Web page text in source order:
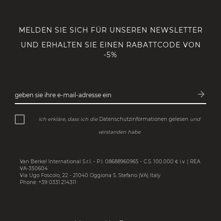
MELDEN SIE SICH FÜR UNSEREN NEWSLETTER
UND ERHALTEN SIE EINEN RABATTCODE VON
-5%
geben sie ihre e-mail-adresse ein arrow_forward
Ich erkläre, dass ich die Datenschutzinformationen gelesen und
verstanden habe
Van Berkel International S.r.l. - P.I. 08688960965 - C.S. 100.000 € i.v. | REA
VA-350604
Via Ugo Foscolo, 22 - 21040 Oggiona S. Stefano (VA) Italy
Phone: +39 0331.214311